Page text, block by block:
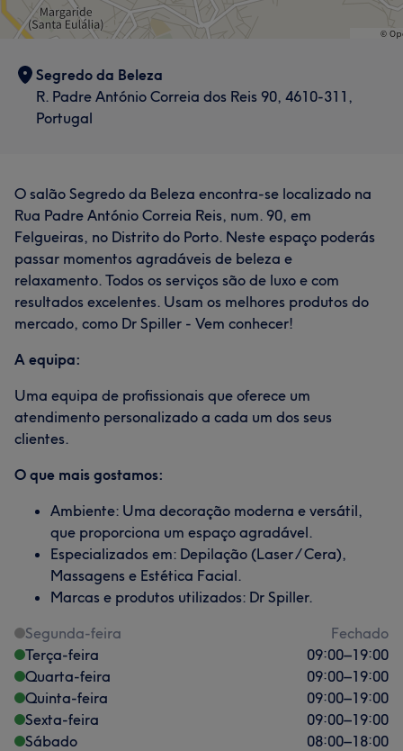
Segredo da Beleza
R. Padre António Correia dos Reis 90, 4610-311,
Portugal
O salão Segredo da Beleza encontra-se localizado na
Rua Padre António Correia Reis, num. 90, em
Felgueiras, no Distrito do Porto. Neste espaço poderás
passar momentos agradáveis de beleza e
relaxamento. Todos os serviços são de luxo e com
resultados excelentes. Usam os melhores produtos do
mercado, como Dr Spiller - Vem conhecer!
A equipa:
Uma equipa de profissionais que oferece um
atendimento personalizado a cada um dos seus
clientes.
O que mais gostamos:
Ambiente: Uma decoração moderna e versátil,
que proporciona um espaço agradável.
Especializados em: Depilação (Laser / Cera),
Massagens e Estética Facial.
Marcas e produtos utilizados: Dr Spiller.
Segunda-feira
Fechado
Terça-feira
09:00–19:00
Quarta-feira
09:00–19:00
Quinta-feira
09:00–19:00
Sexta-feira
09:00–19:00
Sábado
08:00–18:00